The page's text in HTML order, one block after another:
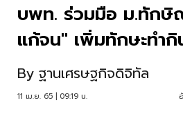
บพท. ร่วมมือ ม.ทักษิ
แก้จน" เพิ่มทักษะทำ
By ฐานเศรษฐกิจดิจิทัล
11 เม.ย. 65 | 09:19 น.